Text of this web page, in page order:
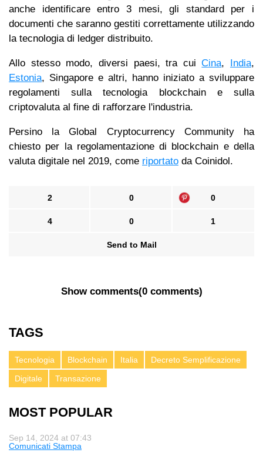
anche identificare entro 3 mesi, gli standard per i
documenti che saranno gestiti correttamente utilizzando
la tecnologia di ledger distribuito.
Allo stesso modo, diversi paesi, tra cuiCina, India,
Estonia, Singapore e altri, hanno iniziato a sviluppare
regolamenti sulla tecnologia blockchain e sulla
criptovaluta al fine di rafforzare l'industria.
Persino la Global Cryptocurrency Community ha
chiesto per la regolamentazione di blockchain e della
valuta digitale nel 2019, come riportato da Coinidol.
2 0 0
4 0 1
Send to Mail
Show comments(0 comments)
TAGS
Tecnologia Blockchain Italia
Decreto Semplificazione
Digitale
Transazione
MOST POPULAR
Sep 14, 2024 at 07:43
Comunicati Stampa